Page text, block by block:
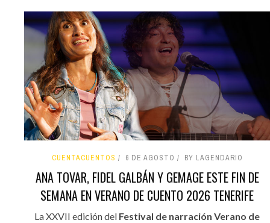
CUENTACUENTOS 6 DE AGOSTO BY LAGENDARIO
ANA TOVAR, FIDEL GALBÁN Y GEMAGE ESTE FIN DE
SEMANA EN VERANO DE CUENTO 2026 TENERIFE
La XXVII edición del Festival de narración Verano de